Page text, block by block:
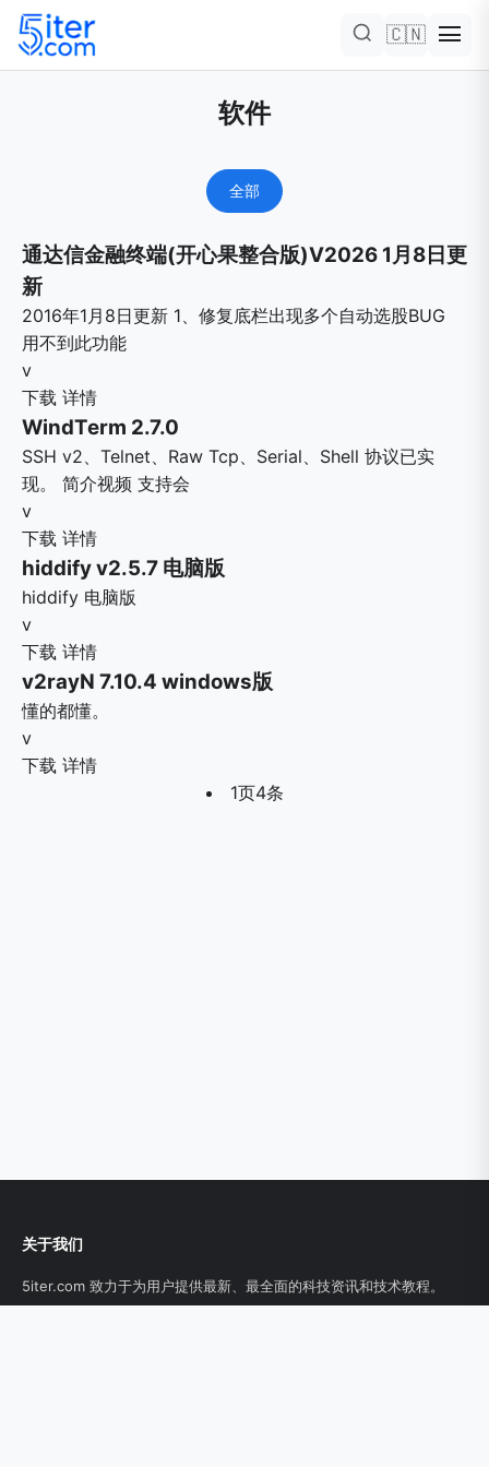
🇨🇳
软件
全部
通达信金融终端(开心果整合版)V2026 1月8日更
新
2016年1月8日更新 1、修复底栏出现多个自动选股BUG
用不到此功能
v
下载 详情
WindTerm 2.7.0
SSH v2、Telnet、Raw Tcp、Serial、Shell 协议已实
现。 简介视频 支持会
v
下载 详情
hiddify v2.5.7 电脑版
hiddify 电脑版
v
下载 详情
v2rayN 7.10.4 windows版
懂的都懂。
v
下载 详情
1页4条
关于我们
5iter.com 致力于为用户提供最新、最全面的科技资讯和技术教程。